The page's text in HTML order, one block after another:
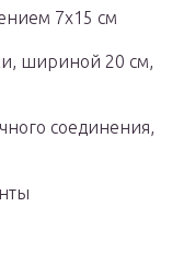
7х15 см
шириной 20 см,
соединения,